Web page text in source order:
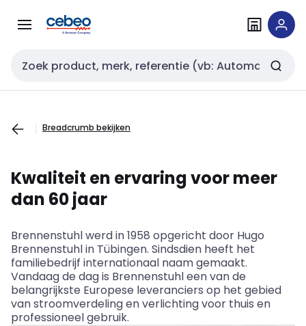
naar
naar
Zoekveld invoer
Breadcrumb bekijken
Kwaliteit en ervaringvoormeer
dan 60jaar
Brennenstuhlwerdin 1958 opgericht door Hugo
Brennenstuhlin Tübingen. Sindsdien heeft het
familiebedrijf internationaal naamgemaakt.
Vandaagde dagis Brennenstuhleenvan de
belangrijkste Europese leveranciers op het gebied
vanstroomverdelingenverlichtingvoor thuis en
professioneelgebruik.